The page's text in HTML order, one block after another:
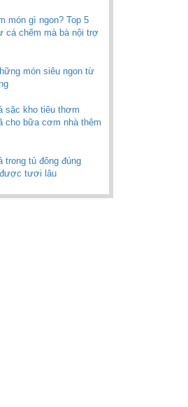
món gì ngon? Top 5
cá chẽm mà bà nội trợ
món siêu ngon từ
sặc kho tiêu thơm
cho bữa cơm nhà thêm
trong tủ đông đúng
tươi lâu